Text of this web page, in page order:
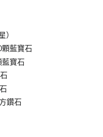
）
顆藍寶石
寶石
鑽石